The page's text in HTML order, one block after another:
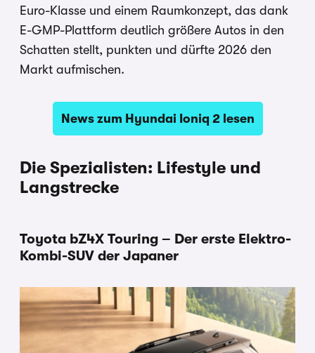
Euro-Klasse und einem Raumkonzept, das dank
E-GMP-Plattform deutlich größere Autos in den
Schatten stellt, punkten und dürfte 2026 den
Markt aufmischen.
News zum Hyundai Ioniq 2 lesen
Die Spezialisten: Lifestyle und
Langstrecke
Toyota bZ4X Touring – Der erste Elektro-
Kombi-SUV der Japaner